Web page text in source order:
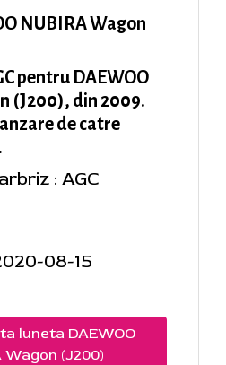
NUBIRA Wagon
pentru DAEWOO
(J200), din 2009.
de catre
: AGC
08-15
luneta DAEWOO
Wagon (J200)